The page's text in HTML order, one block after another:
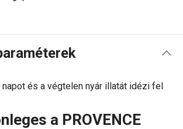
napot és a végtelen nyár illatát idézi fel
a PROVENCE